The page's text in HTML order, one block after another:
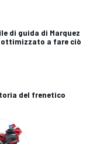
di guida di Marquez
ottimizzato a fare ciò
del frenetico